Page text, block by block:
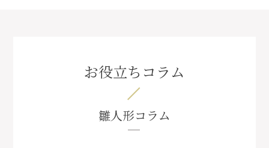
お役立ちコラム
雛人形コラム